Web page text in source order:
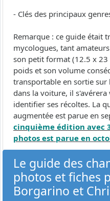
- Clés des principaux
Remarque : ce guide était
mycologues, tant
son petit format (12.5 x 23
poids et son volume
transportable en sortie
dans la voiture, il
identifier ses récoltes. La
augmentée est parue en
cinquième édition avec
photos est parue en
Le guide des
photos et fiches
Borgarino et